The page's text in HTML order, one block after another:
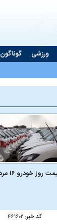
ورزشی گوناگون
روز خودرو ۱۶ مرداد ۱۴۰۵
کد خبر: ۴۶۱۶۰۲